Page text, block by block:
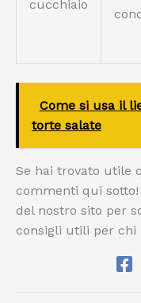
cucchiaio
Come si usa il
torte salate
Se hai trovato utile
commenti qui
del nostro sito per
consigli utili per chi